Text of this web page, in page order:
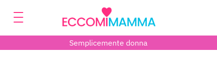
Semplicemente donna